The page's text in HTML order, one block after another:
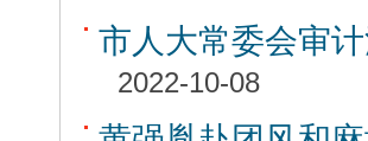
市人大常委会审
2022-10-08